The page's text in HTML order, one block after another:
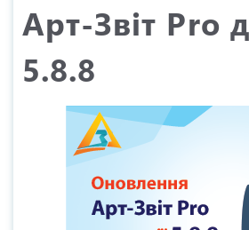
Арт-Звіт Pro
5.8.8